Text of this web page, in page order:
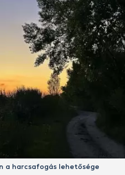
a harcsafogás lehetősége